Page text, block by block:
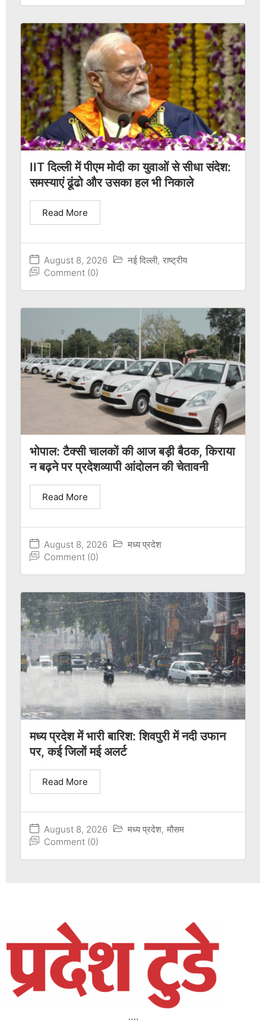
IIT दिल्ली में पीएम मोदी का युवाओं से सीधा संदेश:
समस्याएं ढूंढो और उसका हल भी निकाले
August 8, 2026 नई दिल्ली, राष्ट्रीय
Comment (0)
Read More
भोपाल: टैक्सी चालकों की आज बड़ी बैठक, किराया
न बढ़ने पर प्रदेशव्यापी आंदोलन की चेतावनी
August 8, 2026
मध्य प्रदेश
Comment (0)
Read More
मध्य प्रदेश में भारी बारिश: शिवपुरी में नदी उफान
पर, कई जिलों मई अलर्ट
August 8, 2026 मध्य प्रदेश, मौसम
Comment (0)
Read More
….